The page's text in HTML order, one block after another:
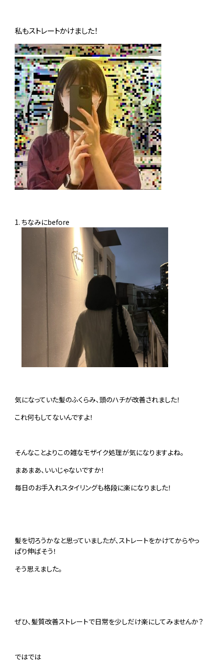
私もストレートかけました！
ちなみにbefore
気になっていた髪のふくらみ、頭のハチが改善されました！
これ何もしてないんですよ！
そんなことよりこの雑なモザイク処理が気になりますよね。
まあまあ、いいじゃないですか！
毎日のお手入れスタイリングも格段に楽になりました！
髪を切ろうかなと思っていましたが、ストレートをかけてからやっ
ぱり伸ばそう！
そう思えました。
ぜひ、髪質改善ストレートで日常を少しだけ楽にしてみませんか？
ではでは